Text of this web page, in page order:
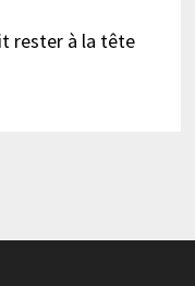
rester à la tête